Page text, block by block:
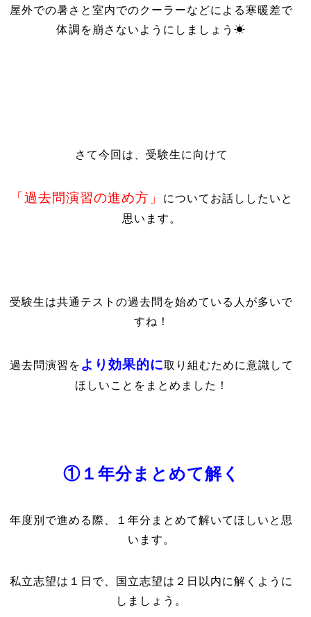
屋外での暑さと室内でのクーラーなどによる寒暖差で
体調を崩さないようにしましょう☀
さて今回は、受験生に向けて
「過去問演習の進め方」
についてお話ししたいと
思います。
受験生は共通テストの過去問を始めている人が多いで
すね！
過去問演習を より効果的に取り組むために意識して
ほしいことをまとめました！
①１年分まとめて解く
年度別で進める際、１年分まとめて解いてほしいと思
います。
私立志望は１日で、国立志望は２日以内に解くように
しましょう。